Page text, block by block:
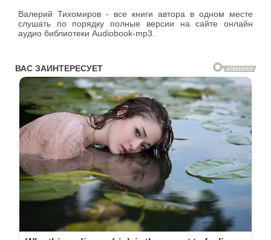
Валерий Тихомиров - все книги автора в одном месте
слушать по порядку полные версии на сайте онлайн
аудио библиотеки Audiobook-mp3.